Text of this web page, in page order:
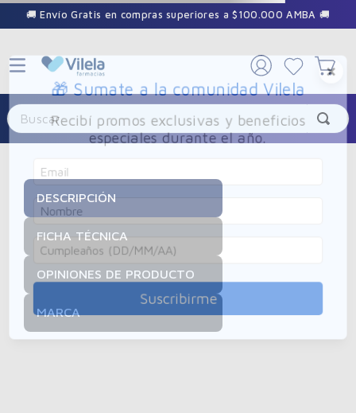
🚚 Envío Gratis en compras superiores a $100.000 AMBA 🚚
Buscar
DESCRIPCIÓN
FICHA TÉCNICA
OPINIONES DE PRODUCTO
MARCA
×
🎁 Sumate a la comunidad Vilela
Recibí promos exclusivas y beneficios
especiales durante el año.
Suscribirme